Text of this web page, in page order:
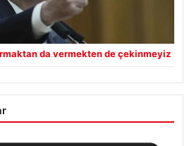
da vermekten de çekinmeyiz